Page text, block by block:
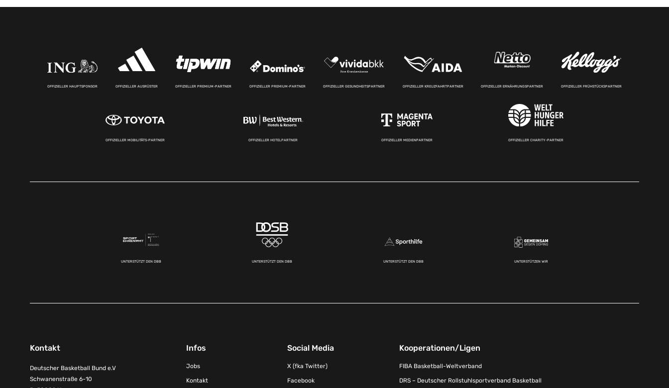
OFFIZIELLER HAUPTSPONSOR OFFIZIELLER AUSRÜSTER OFFIZIELLER PREMIUM-PARTNER OFFIZIELLER PREMIUM-PARTNER OFFIZIELLER GESUNDHEITSPARTNER OFFIZIELLER KREUZFAHRTPARTNER OFFIZIELLER ERNÄHRUNGSPARTNER OFFIZIELLER FRÜHSTÜCKSPARTNER
OFFIZIELLER MOBILITÄTS-PARTNER OFFIZIELLER HOTELPARTNER OFFIZIELLER MEDIENPARTNER OFFIZIELLER CHARITY-PARTNER
UNTERSTÜTZT DEN DBB UNTERSTÜTZT DEN DBB UNTERSTÜTZT DEN DBB UNTERSTÜTZEN WIR
Kontakt
Deutscher Basketball Bund e.V
Schwanenstraße 6-10
Infos
Jobs
Kontakt
Social Media
X (fka Twitter)
Facebook
Kooperationen/Ligen
FIBA Basketball-Weltverband
DRS – Deutscher Rollstuhlsportverband Basketball